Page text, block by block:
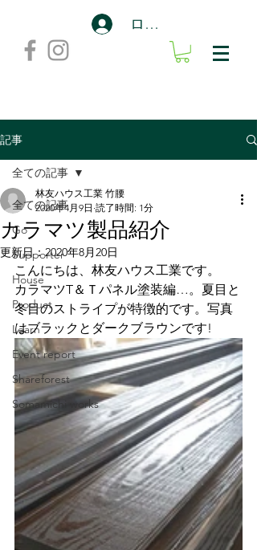
ログイン
記事
全ての記事
Go
Supporter
House
Product
Learn
Event report
Shareforest
Somamichi works
全ての記事
カラマツ製品紹介
林友ハウス工業 竹腰
2020年4月9日 読了時間: 1分
更新日：2020年8月20日
こんにちは、林友ハウス工業です。
カラマツT＆Ｔパネル塗装編…。夏目と
冬目のストライプが特徴的です。写真
はブラックとダークブラウンです!